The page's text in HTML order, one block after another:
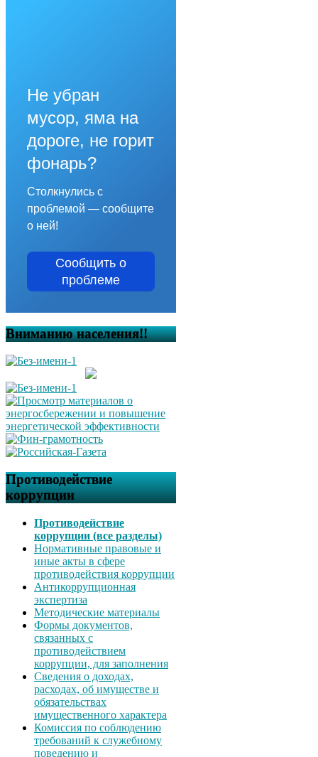
Не убран
мусор, яма на
дороге, не горит
фонарь?
Столкнулись с
проблемой — сообщите
о ней!
Сообщить о
проблеме
Вниманию населения!!
Противодействие
коррупции
Противодействие
коррупции (все разделы)
Нормативные правовые и
иные акты в сфере
противодействия коррупции
Антикоррупционная
экспертиза
Методические материалы
Формы документов,
связанных с
противодействием
коррупции, для заполнения
Сведения о доходах,
расходах, об имуществе и
обязательствах
имущественного характера
Комиссия по соблюдению
требований к служебному
поведению и